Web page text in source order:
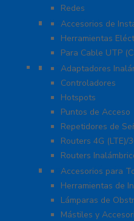
Redes
Herramientas
Accesorios de
Herramientas
Para Cable UTP
Redes WIFI
Adaptadores
Controladores
Hotspots
Puntos de Acceso
Repetidores de
Routers 4G (LTE)/
Routers
Torres y Mástiles
Accesorios para
Herramientas de
Lámparas de
Mástiles y